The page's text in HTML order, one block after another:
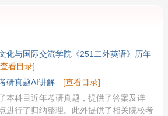
化与国际交流学院《251二外英语》历年
看目录]
研真题AI讲解
[查看目录]
本科目近年考研真题，提供了答案及详
进行了归纳整理。此外提供了相关院校考